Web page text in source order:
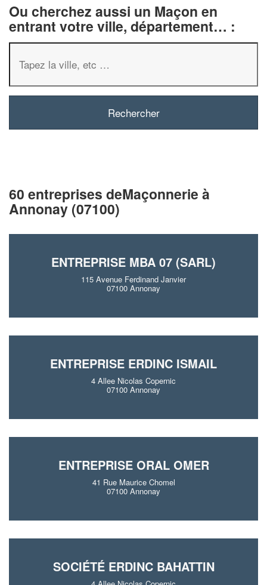
Ou cherchez aussi un Maçon en
entrant votre ville, département… :
60 entreprises deMaçonnerie à
Annonay (07100)
ENTREPRISE MBA 07 (SARL)
115 Avenue Ferdinand Janvier
07100 Annonay
ENTREPRISE ERDINC ISMAIL
4 Allee Nicolas Copernic
07100 Annonay
ENTREPRISE ORAL OMER
41 Rue Maurice Chomel
07100 Annonay
SOCIÉTÉ ERDINC BAHATTIN